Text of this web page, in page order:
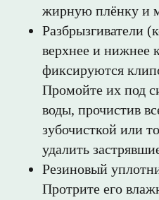
жирную плёнку и
Разбрызгиватели
верхнее и нижнее
фиксируются
Промойте их под
воды, прочистив
зубочисткой или
удалить
Резиновый
Протрите его